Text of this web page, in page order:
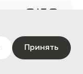
Принять